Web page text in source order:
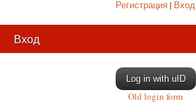
Регистрация| Вход
Вход
Log in with uID
Old login form